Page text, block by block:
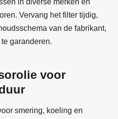
in diverse merken en
Vervang het filter tijdig,
van de fabrikant,
garanderen.
voor
smering, koeling en